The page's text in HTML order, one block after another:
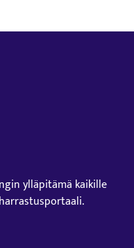
ylläpitämä kaikille